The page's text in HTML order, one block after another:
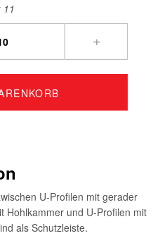
11
+
U-Profilen mit gerader
Hohlkammer und U-Profilen mit
als Schutzleiste.